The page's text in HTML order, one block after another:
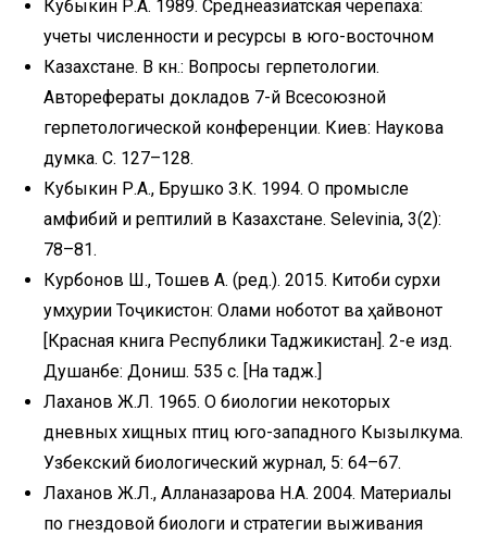
Кубыкин Р.А. 1989. Среднеазиатская черепаха:
учеты численности и ресурсы в юго-восточном
Казахстане. В кн.: Вопросы герпетологии.
Авторефераты докладов 7-й Всесоюзной
герпетологической конференции. Киев: Наукова
думка. С. 127–128.
Кубыкин Р.А., Брушко З.К. 1994. О промысле
амфибий и рептилий в Казахстане. Selevinia, 3(2):
78–81.
Курбонов Ш., Тошев А. (ред.). 2015. Китоби сурхи
Ҷумҳурии Тоҷикистон: Олами ноботот ва ҳайвонот
[Красная книга Республики Таджикистан]. 2-е изд.
Душанбе: Дониш. 535 с. [На тадж.]
Лаханов Ж.Л. 1965. О биологии некоторых
дневных хищных птиц юго-западного Кызылкума.
Узбекский биологический журнал, 5: 64–67.
Лаханов Ж.Л., Алланазарова Н.А. 2004. Материалы
по гнездовой биологи и стратегии выживания